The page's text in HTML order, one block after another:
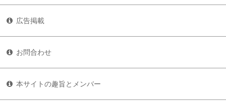
広告掲載
お問合わせ
本サイトの趣旨とメンバー